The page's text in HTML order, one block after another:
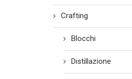
Crafting
Blocchi
Distillazione